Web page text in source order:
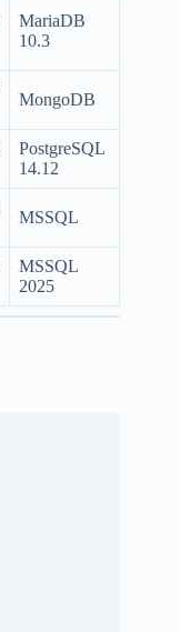
MariaDB
10.3
MongoDB
PostgreSQL
14.12
MSSQL
MSSQL
2025